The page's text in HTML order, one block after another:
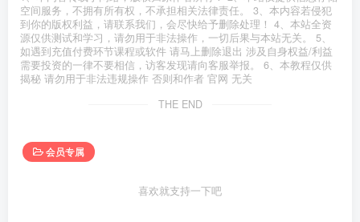
空间服务，不拥有所有权，不承担相关法律责任。 3、本内容若侵犯
到你的版权利益，请联系我们，会尽快给予删除处理！ 4、本站全资
源仅供测试和学习，请勿用于非法操作，一切后果与本站无关。 5、
如遇到充值付费环节课程或软件 请马上删除退出 涉及自身权益/利益
需要投资的一律不要相信，访客发现请向客服举报。 6、本教程仅供
揭秘 请勿用于非法违规操作 否则和作者 官网 无关
THE END
会员专属
喜欢就支持一下吧